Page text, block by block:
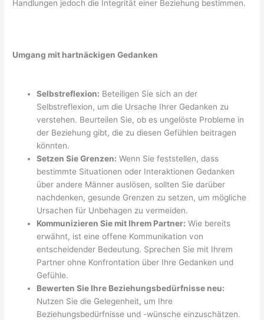
Handlungen jedoch die Integrität einer Beziehung bestimmen.
Umgang mit hartnäckigen Gedanken
Selbstreflexion: Beteiligen Sie sich an der
Selbstreflexion, um die Ursache Ihrer Gedanken zu
verstehen. Beurteilen Sie, ob es ungelöste Probleme in
der Beziehung gibt, die zu diesen Gefühlen beitragen
könnten.
Setzen Sie Grenzen: Wenn Sie feststellen, dass
bestimmte Situationen oder Interaktionen Gedanken
über andere Männer auslösen, sollten Sie darüber
nachdenken, gesunde Grenzen zu setzen, um mögliche
Ursachen für Unbehagen zu vermeiden.
Kommunizieren Sie mit Ihrem Partner: Wie bereits
erwähnt, ist eine offene Kommunikation von
entscheidender Bedeutung. Sprechen Sie mit Ihrem
Partner ohne Konfrontation über Ihre Gedanken und
Gefühle.
Bewerten Sie Ihre Beziehungsbedürfnisse neu:
Nutzen Sie die Gelegenheit, um Ihre
Beziehungsbedürfnisse und -wünsche einzuschätzen.